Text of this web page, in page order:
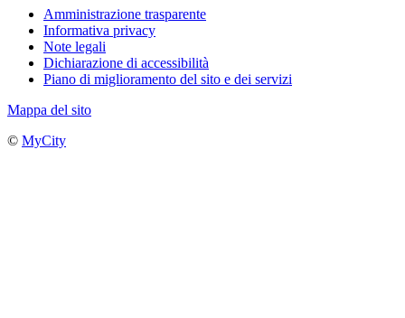
Amministrazione trasparente
Informativa privacy
Note legali
Dichiarazione di accessibilità
Piano di miglioramento del sito e dei servizi
Mappa del sito
© MyCity